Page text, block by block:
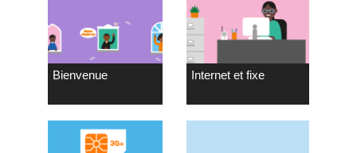
Bienvenue Internet et fixe